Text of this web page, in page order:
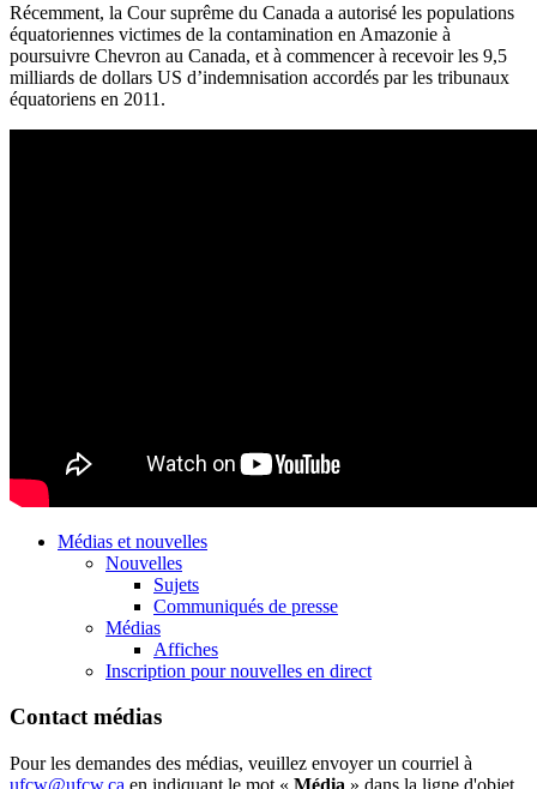
Récemment, la Cour suprême du Canada a autorisé les populations
équatoriennes victimes de la contamination en Amazonie à
poursuivre Chevron au Canada, et à commencer à recevoir les 9,5
milliards de dollars US d’indemnisation accordés par les tribunaux
équatoriens en 2011.
Médias et nouvelles
Nouvelles
Sujets
Communiqués de presse
Médias
Affiches
Inscription pour nouvelles en direct
Contact médias
Pour les demandes des médias, veuillez envoyer un courriel à